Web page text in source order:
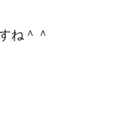
ね＾＾